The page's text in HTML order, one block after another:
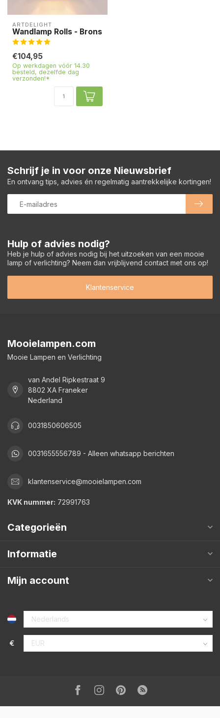
ARTDELIGHT
Wandlamp Rolls - Brons
€104,95
Op werkdagen vóór 14.30
besteld, dezelfde dag
verzonden!*
Hulp of advies nodig?
Heb je hulp of advies nodig bij het uitzoeken van een mooie
lamp of verlichting? Neem dan vrijblijvend contact met ons op!
Klantenservice
Schrijf je in voor onze Nieuwsbrief
En ontvang tips, advies én regelmatig aantrekkelijke kortingen!
Mooielampen.com
Mooie Lampen en Verlichting
van Andel Ripkestraat 9
8802 XA Franeker
Nederland
0031850606505
0031655556789 - Alleen whatsapp berichten
klantenservice@mooielampen.com
KVK nummer: 72991763
Categorieën
Informatie
Mijn account
€